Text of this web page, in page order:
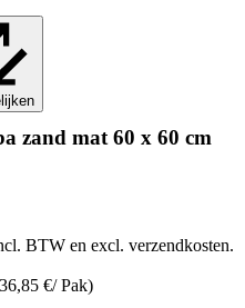
zand mat 60 x 60 cm
BTW en excl. verzendkosten.
36,85 €/ Pak)